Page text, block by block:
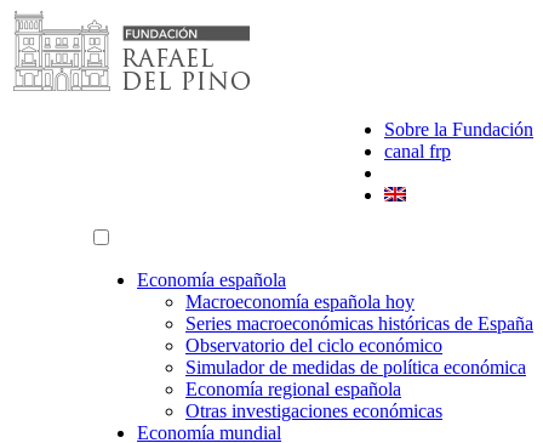
Saltar
al
contenido
Sobre la Fundación
canal frp
Economía española
Macroeconomía española hoy
Series macroeconómicas históricas de España
Observatorio del ciclo económico
Simulador de medidas de política económica
Economía regional española
Otras investigaciones económicas
Economía mundial